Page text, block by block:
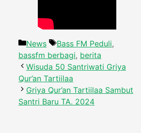
Categories
News Tags
Bass FM Peduli,
bassfm berbagi, berita
Wisuda 50 Santriwati Griya
Qur’an Tartiilaa
Griya Qur’an Tartiilaa Sambut
Santri Baru TA. 2024